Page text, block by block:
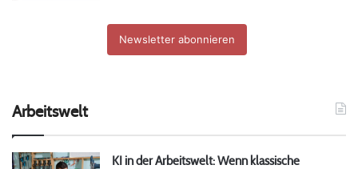
Newsletter abonnieren
Arbeitswelt
KI in der Arbeitswelt: Wenn klassische